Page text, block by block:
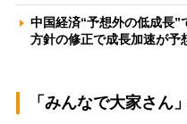
中国経済“予想外の低成長
方針の修正で成長加速が
「みんなで大家さん